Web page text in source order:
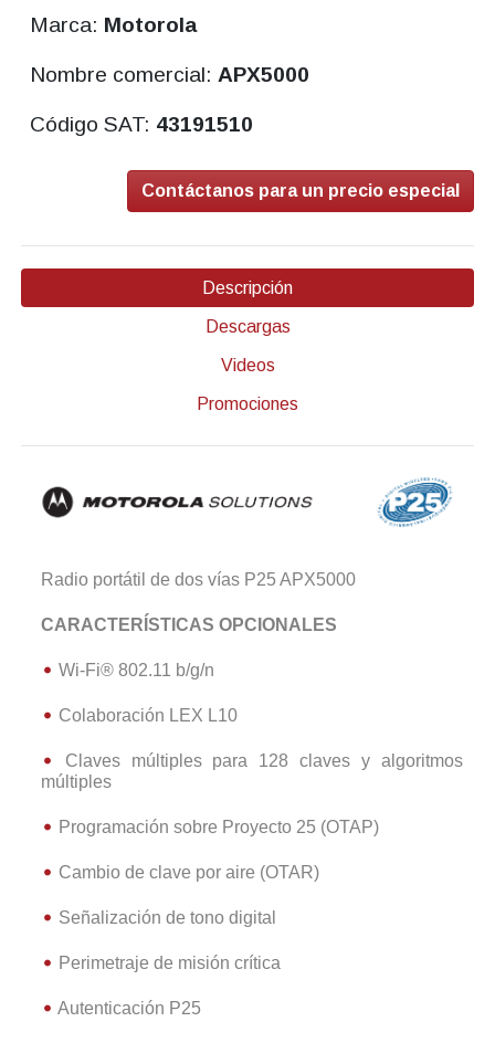
Marca: Motorola
Nombre comercial: APX5000
Código SAT: 43191510
Contáctanos para un precio especial
Descripción
Descargas
Videos
Promociones
Radio portátil de dos vías P25 APX5000
CARACTERÍSTICAS OPCIONALES
Wi-Fi® 802.11 b/g/n
Colaboración LEX L10
Claves múltiples para 128 claves y algoritmos
múltiples
Programación sobre Proyecto 25 (OTAP)
Cambio de clave por aire (OTAR)
Señalización de tono digital
Perimetraje de misión crítica
Autenticación P25